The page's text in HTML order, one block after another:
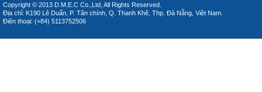
Copyright © 2013 D.M.E.C Co.,Ltd, All Rights Reserved.
Địa chỉ: K190 Lê Duẩn, P. Tân chính, Q. Thanh Khê, Thp. Đà Nẵng, Việt Nam.
Điện thoại: (+84) 5113752506